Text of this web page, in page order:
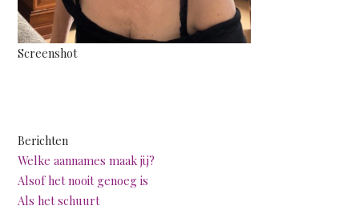
Screenshot
Berichten
Welke aannames maak jij?
Alsof het nooit genoeg is
Als het schuurt